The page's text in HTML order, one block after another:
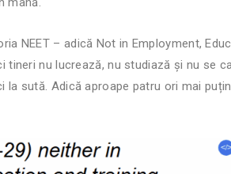
NEET – adică Not in Employment,
tineri nu lucrează, nu studiază și nu se
la sută. Adică aproape patru ori mai